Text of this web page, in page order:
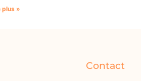
plus »
Contact